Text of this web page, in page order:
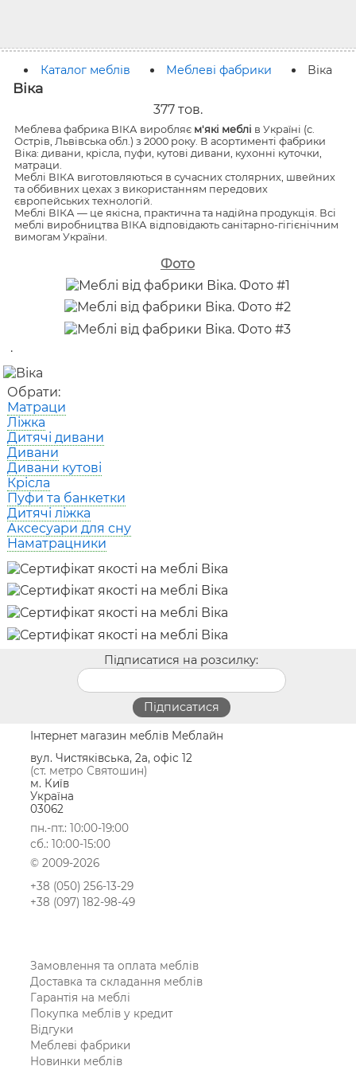
Каталог меблів Меблеві фабрики Віка
Віка
377 тов.
Меблева фабрика ВІКА виробляє м'які меблі в Україні (с.
Острів, Львівська обл.) з 2000 року. В асортименті фабрики
Віка: дивани, крісла, пуфи, кутові дивани, кухонні куточки,
матраци.
Меблі ВІКА виготовляються в сучасних столярних, швейних
та оббивних цехах з використанням передових
європейських технологій.
Меблі ВІКА — це якісна, практична та надійна продукція. Всі
меблі виробництва ВІКА відповідають санітарно-гігієнічним
вимогам України.
Фото
.
Обрати:
Матраци
Ліжка
Дитячі дивани
Дивани
Дивани кутові
Крісла
Пуфи та банкетки
Дитячі ліжка
Аксесуари для сну
Наматрацники
Підписатися на розсилку:
Інтернет магазин меблів Меблайн
вул. Чистяківська, 2а, офіс 12
(ст. метро Святошин)
м. Київ
Україна
03062
пн.-пт.: 10:00-19:00
сб.: 10:00-15:00
© 2009-2026
+38 (050) 256-13-29
+38 (097) 182-98-49
Замовлення та оплата меблів
Доставка та складання меблів
Гарантія на меблі
Покупка меблів у кредит
Відгуки
Меблеві фабрики
Новинки меблів